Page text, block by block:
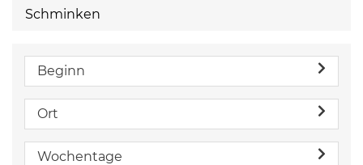
Schminken
Beginn
Ort
Wochentage